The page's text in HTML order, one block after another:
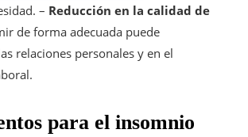
– Reducción en la calidad de
de forma adecuada puede
relaciones personales y en el
para el insomnio